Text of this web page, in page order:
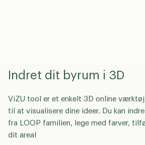
Indret dit byrum i 3D
ViZU tool er et enkelt 3D online
til at visualisere dine ideer. Du kan
fra LOOP familien, lege med farver,
dit areal